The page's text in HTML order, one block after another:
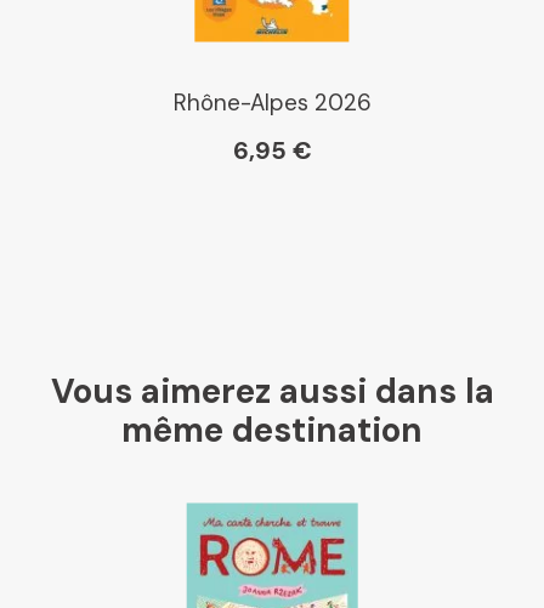
Rhône-Alpes 2026
6,95 €
Vous aimerez aussi dans la
même destination